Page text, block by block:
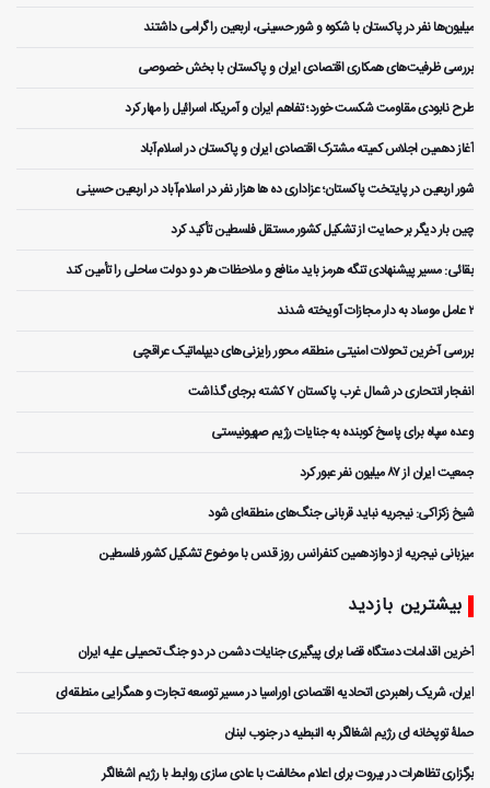
میلیون‌ها نفر در پاکستان با شکوه و شور حسینی، اربعین را گرامی داشتند
بررسی ظرفیت‌های همکاری اقتصادی ایران و پاکستان با بخش خصوصی
طرح نابودی مقاومت شکست خورد؛ تفاهم ایران و آمریکا، اسرائیل را مهار کرد
آغاز دهمین اجلاس کمیته مشترک اقتصادی ایران و پاکستان در اسلام‌آباد
شور اربعین در پایتخت پاکستان؛ عزاداری ده ها هزار نفر در اسلام‌آباد در اربعین حسینی
چین بار دیگر بر حمایت از تشکیل کشور مستقل فلسطین تأکید کرد
بقائی: مسیر پیشنهادی تنگه هرمز باید منافع و ملاحظات هر دو دولت ساحلی را تأمین کند
۲ عامل موساد به دار مجازات آویخته شدند
بررسی آخرین تحولات امنیتی منطقه، محور رایزنی‌های دیپلماتیک عراقچی
انفجار انتحاری در شمال غرب پاکستان ۷ کشته برجای گذاشت
وعده سپاه برای پاسخ کوبنده به جنایات رژیم صهیونیستی
جمعیت ایران از ۸۷ میلیون نفر عبور کرد
شیخ زکزاکی: نیجریه نباید قربانی جنگ‌های منطقه‌ای شود
میزبانی نیجریه از دوازدهمین کنفرانس روز قدس با موضوع تشکیل کشور فلسطین
بیشترین بازدید
آخرین اقدامات دستگاه قضا برای پیگیری جنایات دشمن در دو جنگ تحمیلی علیه ایران
ایران، شریک راهبردی اتحادیه اقتصادی اوراسیا در مسیر توسعه تجارت و همگرایی منطقه‌ای
حملۀ توپخانه ای رژیم اشغالگر به النبطیه در جنوب لبنان
برگزاری تظاهرات در بیروت برای اعلام مخالفت با عادی سازی روابط با رژیم اشغالگر